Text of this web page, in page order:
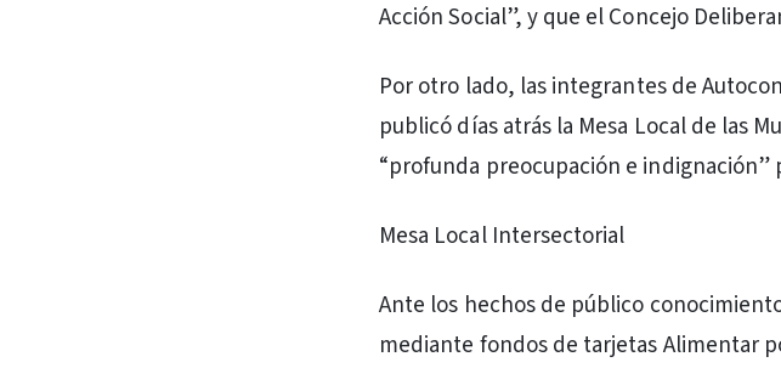
Acción Social”, y que el Concejo
Por otro lado, las integrantes de
publicó días atrás la Mesa Local de las
“profunda preocupación e indignación”
Mesa Local Intersectorial
Ante los hechos de público
mediante fondos de tarjetas Alimentar